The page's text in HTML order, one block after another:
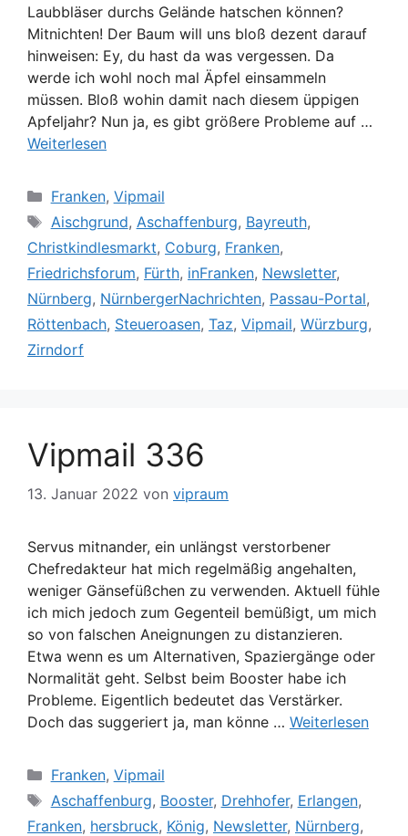
Laubbläser durchs Gelände hatschen können?
Mitnichten! Der Baum will uns bloß dezent darauf
hinweisen: Ey, du hast da was vergessen. Da
werde ich wohl noch mal Äpfel einsammeln
müssen. Bloß wohin damit nach diesem üppigen
Apfeljahr? Nun ja, es gibt größere Probleme auf …
Weiterlesen
Kategorien
Franken, Vipmail
Schlagwörter
Aischgrund, Aschaffenburg, Bayreuth,
Christkindlesmarkt, Coburg, Franken,
Friedrichsforum, Fürth, inFranken, Newsletter,
Nürnberg, NürnbergerNachrichten, Passau-Portal,
Röttenbach, Steueroasen, Taz, Vipmail, Würzburg,
Zirndorf
Vipmail 336
13. Januar 2022 von vipraum
Servus mitnander, ein unlängst verstorbener
Chefredakteur hat mich regelmäßig angehalten,
weniger Gänsefüßchen zu verwenden. Aktuell fühle
ich mich jedoch zum Gegenteil bemüßigt, um mich
so von falschen Aneignungen zu distanzieren.
Etwa wenn es um Alternativen, Spaziergänge oder
Normalität geht. Selbst beim Booster habe ich
Probleme. Eigentlich bedeutet das Verstärker.
Doch das suggeriert ja, man könne … Weiterlesen
Kategorien
Franken, Vipmail
Schlagwörter
Aschaffenburg, Booster, Drehhofer, Erlangen,
Franken, hersbruck, König, Newsletter, Nürnberg,